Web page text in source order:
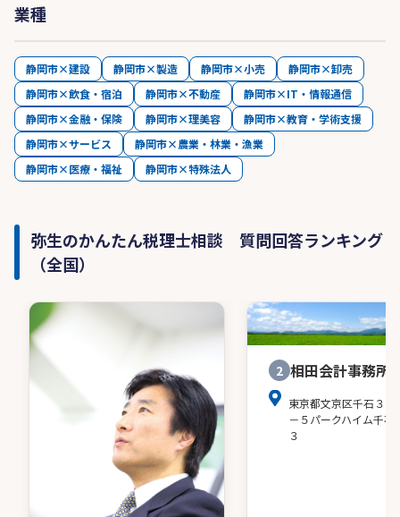
業種
静岡市×建設 静岡市×製造 静岡市×小売
静岡市×卸売
静岡市×飲食・宿泊
静岡市×不動産
静岡市×IT・情報通信
静岡市×金融・保険
静岡市×理美容
静岡市×教育・学術支援
静岡市×サービス
静岡市×農業・林業・漁業
静岡市×医療・福祉
静岡市×特殊法人
弥生のかんたん税理士相談 質問回答ランキング
（全国）
2 相田会計事務所
東京都文京区千石３－
－５パークハイム千石
３